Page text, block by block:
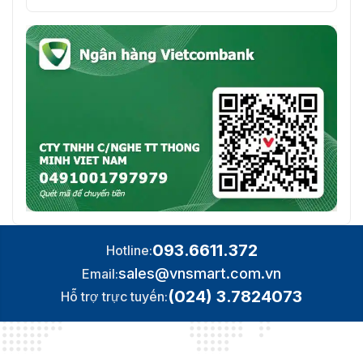
Hotline:093.6611.372
Email:sales@vnsmart.com.vn
Hỗ trợ trực tuyến:(024) 3.7824073